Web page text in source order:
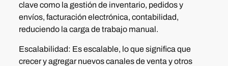
clave como la gestión de inventario, pedidos y
envíos, facturación electrónica, contabilidad,
reduciendo la carga de trabajo manual.
Escalabilidad: Es escalable, lo que significa que
crecer y agregar nuevos canales de venta y otros